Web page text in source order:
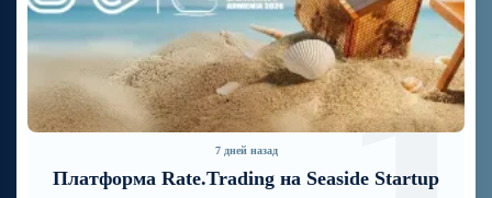
5 дней назад
«Бесплатные бонусы в играх»: IDBank